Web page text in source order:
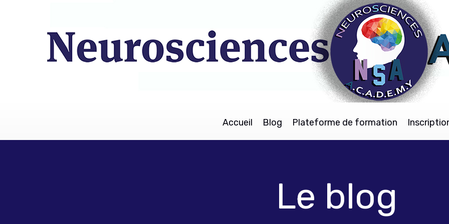
Accueil Blog Plateforme de formation
Le blog